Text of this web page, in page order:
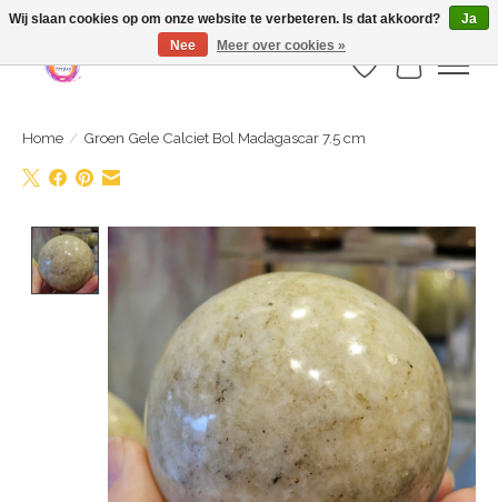
Webshop is geopend maar nog onder constructie | let op: Verzenden vanaf 29
juli
Verlanglijst
Home / Groen Gele Calciet Bol Madagascar 7.5 cm
Product image slideshow Items
Wij slaan cookies op om onze website te verbeteren. Is dat akkoord?
Ja
Nee
Meer over cookies »